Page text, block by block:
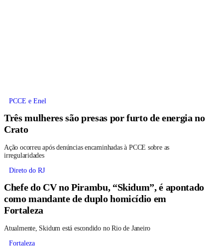
PCCE e Enel
Três mulheres são presas por furto de energia no
Crato
Ação ocorreu após denúncias encaminhadas à PCCE sobre as
irregularidades
Direto do RJ
Chefe do CV no Pirambu, “Skidum”, é apontado
como mandante de duplo homicídio em
Fortaleza
Atualmente, Skidum está escondido no Rio de Janeiro
Fortaleza